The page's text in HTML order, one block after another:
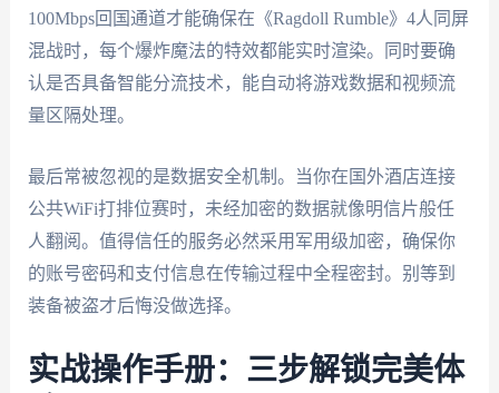
100Mbps回国通道才能确保在《Ragdoll Rumble》4人同屏
混战时，每个爆炸魔法的特效都能实时渲染。同时要确
认是否具备智能分流技术，能自动将游戏数据和视频流
量区隔处理。
最后常被忽视的是数据安全机制。当你在国外酒店连接
公共WiFi打排位赛时，未经加密的数据就像明信片般任
人翻阅。值得信任的服务必然采用军用级加密，确保你
的账号密码和支付信息在传输过程中全程密封。别等到
装备被盗才后悔没做选择。
实战操作手册：三步解锁完美体